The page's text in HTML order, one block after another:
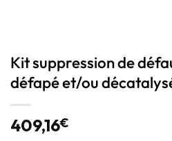
Kit suppression de
défapé et/ou
409,16€